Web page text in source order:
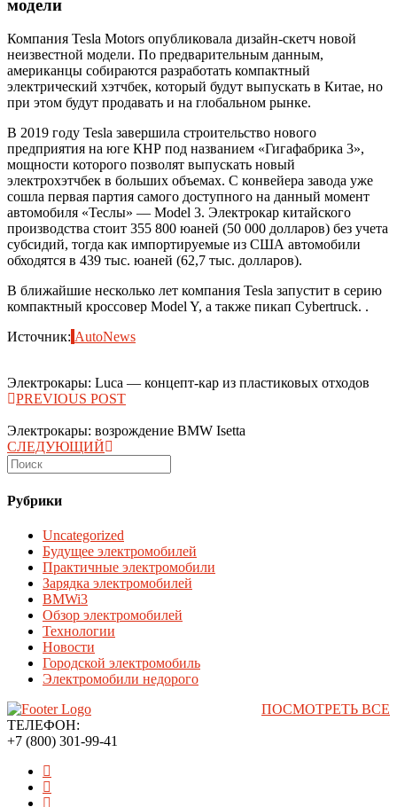
модели
Компания Tesla Motors опубликовала дизайн-скетч новой
неизвестной модели. По предварительным данным,
американцы собираются разработать компактный
электрический хэтчбек, который будут выпускать в Китае, но
при этом будут продавать и на глобальном рынке.
В 2019 году Tesla завершила строительство нового
предприятия на юге КНР под названием «Гигафабрика 3»,
мощности которого позволят выпускать новый
электрохэтчбек в больших объемах. С конвейера завода уже
сошла первая партия самого доступного на данный момент
автомобиля «Теслы» — Model 3. Электрокар китайского
производства стоит 355 800 юаней (50 000 долларов) без учета
субсидий, тогда как импортируемые из США автомобили
обходятся в 439 тыс. юаней (62,7 тыс. долларов).
В ближайшие несколько лет компания Tesla запустит в серию
компактный кроссовер Model Y, а также пикап Cybertruck. .
Источник: AutoNews
Электрокары: Luca — концепт-кар из пластиковых отходов
PREVIOUS POST
Электрокары: возрождение BMW Isetta
СЛЕДУЮЩИЙ
Рубрики
Uncategorized
Будущее электромобилей
Практичные электромобили
Зарядка электромобилей
BMWi3
Обзор электромобилей
Технологии
Новости
Городской электромобиль
Электромобили недорого
ПОСМОТРЕТЬ ВСЕ
ТЕЛЕФОН:
+7 (800) 301-99-41